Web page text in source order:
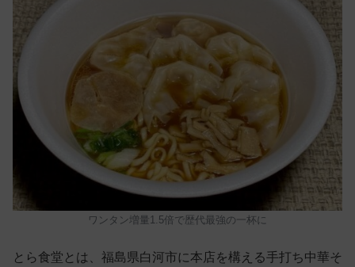
ワンタン増量1.5倍で歴代最強の一杯に
とら食堂とは、福島県白河市に本店を構える手打ち中華そ